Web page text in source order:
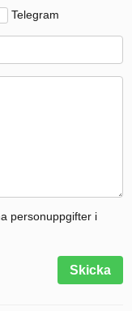
Telegram
personuppgifter i
Skicka